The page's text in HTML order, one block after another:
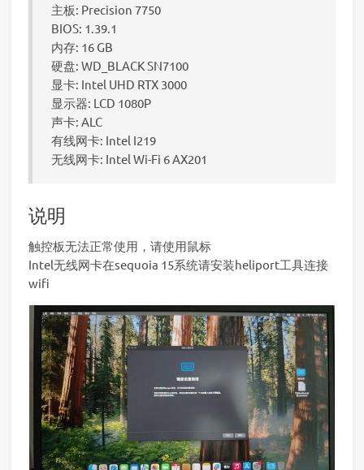
主板: Precision 7750
BIOS: 1.39.1
内存: 16 GB
硬盘: WD_BLACK SN7100
显卡: Intel UHD RTX 3000
显示器: LCD 1080P
声卡: ALC
有线网卡: Intel I219
无线网卡: Intel Wi-Fi 6 AX201
说明
触控板无法正常使用，请使用鼠标
Intel无线网卡在sequoia 15系统请安装heliport工具连接
wifi